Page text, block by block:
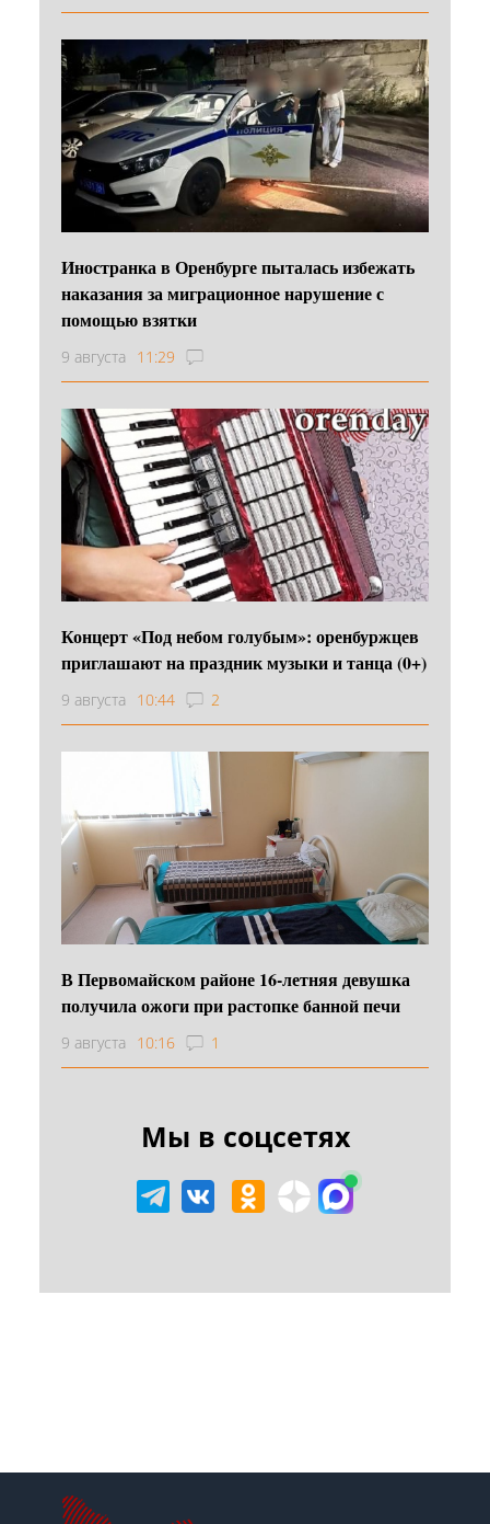
Иностранка в Оренбурге пыталась избежать
наказания за миграционное нарушение с
помощью взятки
9 августа 11:29
Концерт «Под небом голубым»: оренбуржцев
приглашают на праздник музыки и танца (0+)
9 августа 10:44 2
В Первомайском районе 16‑летняя девушка
получила ожоги при растопке банной печи
9 августа 10:16 1
Мы в соцсетях